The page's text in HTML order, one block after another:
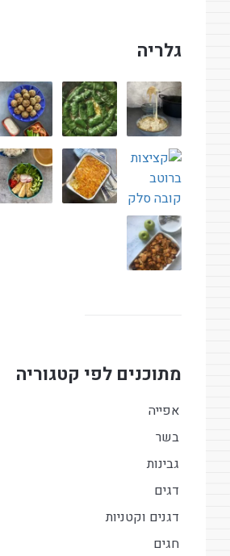
גלריה
מתוכנים לפי קטגוריה
אפייה
בשר
גבינות
דגים
דגנים וקטניות
חגים